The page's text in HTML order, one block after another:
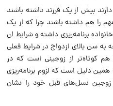
بیش از یک فرزند داشته باشند
را هم داشته باشند چرا که از یک
برنامه‌ریزی داشته و شرایط ان
به سن بالای ازدواج در شرایط فعلی
کوتاه‌تر از زوجینی است که در
همین دلیل است که لزوم برنامه‌ریزی
زوجین نسل‌های قبل خود را نشان